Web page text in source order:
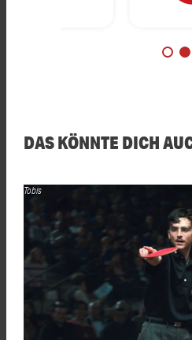
DAS KÖNNTE DICH
Tobis